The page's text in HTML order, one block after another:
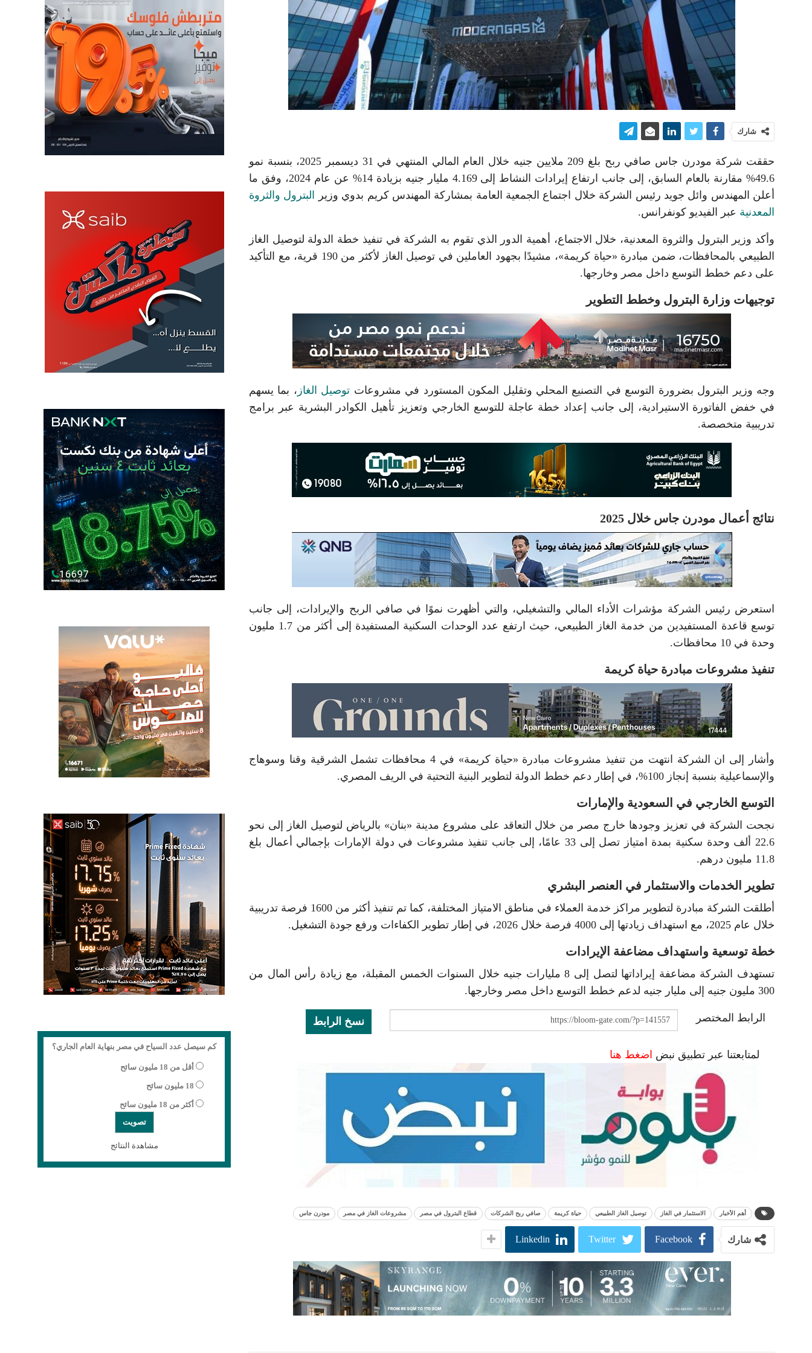
شارك
حققت شركة مودرن جاس صافي ربح بلغ 209 ملايين جنيه خلال العام المالي المنتهي في 31 ديسمبر 2025، بنسبة نمو
49.6% مقارنة بالعام السابق، إلى جانب ارتفاع إيرادات النشاط إلى 4.169 مليار جنيه بزيادة 14% عن عام 2024، وفق ما
أعلن المهندس وائل جويد رئيس الشركة خلال اجتماع الجمعية العامة بمشاركة المهندس كريم بدوي وزير البترول والثروة
المعدنية عبر الفيديو كونفرانس.
وأكد وزير البترول والثروة المعدنية، خلال الاجتماع، أهمية الدور الذي تقوم به الشركة في تنفيذ خطة الدولة لتوصيل الغاز
الطبيعي بالمحافظات، ضمن مبادرة «حياة كريمة»، مشيدًا بجهود العاملين في توصيل الغاز لأكثر من 190 قرية، مع التأكيد
على دعم خطط التوسع داخل مصر وخارجها.
توجيهات وزارة البترول وخطط التطوير
وجه وزير البترول بضرورة التوسع في التصنيع المحلي وتقليل المكون المستورد في مشروعات توصيل الغاز ، بما يسهم
في خفض الفاتورة الاستيرادية، إلى جانب إعداد خطة عاجلة للتوسع الخارجي وتعزيز تأهيل الكوادر البشرية عبر برامج
تدريبية متخصصة.
نتائج أعمال مودرن جاس خلال 2025
استعرض رئيس الشركة مؤشرات الأداء المالي والتشغيلي، والتي أظهرت نموًا في صافي الربح والإيرادات، إلى جانب
توسع قاعدة المستفيدين من خدمة الغاز الطبيعي، حيث ارتفع عدد الوحدات السكنية المستفيدة إلى أكثر من 1.7 مليون
وحدة في 10 محافظات.
تنفيذ مشروعات مبادرة حياة كريمة
وأشار إلى ان الشركة انتهت من تنفيذ مشروعات مبادرة «حياة كريمة» في 4 محافظات تشمل الشرقية وقنا وسوهاج
والإسماعيلية بنسبة إنجاز 100%، في إطار دعم خطط الدولة لتطوير البنية التحتية في الريف المصري.
التوسع الخارجي في السعودية والإمارات
نجحت الشركة في تعزيز وجودها خارج مصر من خلال التعاقد على مشروع مدينة «بنان» بالرياض لتوصيل الغاز إلى نحو
22.6 ألف وحدة سكنية بمدة امتياز تصل إلى 33 عامًا، إلى جانب تنفيذ مشروعات في دولة الإمارات بإجمالي أعمال بلغ
11.8 مليون درهم.
تطوير الخدمات والاستثمار في العنصر البشري
أطلقت الشركة مبادرة لتطوير مراكز خدمة العملاء في مناطق الامتياز المختلفة، كما تم تنفيذ أكثر من 1600 فرصة تدريبية
خلال عام 2025، مع استهداف زيادتها إلى 4000 فرصة خلال 2026، في إطار تطوير الكفاءات ورفع جودة التشغيل.
خطة توسعية واستهداف مضاعفة الإيرادات
تستهدف الشركة مضاعفة إيراداتها لتصل إلى 8 مليارات جنيه خلال السنوات الخمس المقبلة، مع زيادة رأس المال من
300 مليون جنيه إلى مليار جنيه لدعم خطط التوسع داخل مصر وخارجها.
الرابط المختصر نسخ الرابط
لمتابعتنا عبر تطبيق نبض اضغط هنا
أهم الأخبار الاستثمار في الغاز توصيل الغاز الطبيعي حياة كريمة صافي ربح الشركات قطاع البترول في مصر مشروعات الغاز في مصر مودرن جاس
شارك Facebook
Twitter
Linkedin
كم سيصل عدد السياح في مصر بنهاية العام الجاري؟
أقل من 18 مليون سائح
18 مليون سائح
أكثر من 18 مليون سائح
مشاهدة النتائج